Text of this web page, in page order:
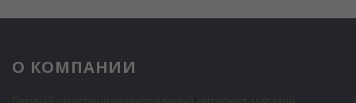
О КОМПАНИИ